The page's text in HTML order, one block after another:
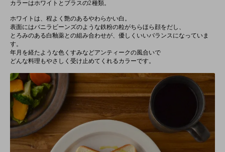
カラーはホワイトとブラスの2種類。
ホワイトは、程よく艶のあるやわらかい白。
表面にはバニラビーンズのような鉄粉の粒がちらほら顔をだし、
とろみのある白釉薬との組み合わせが、優しくいいバランスになっていま
す。
年月を経たような色くすみなどアンティークの風合いで
どんな料理もやさしく受け止めてくれるカラーです。